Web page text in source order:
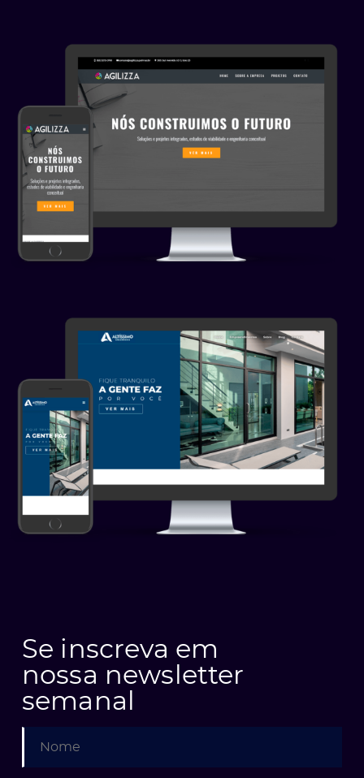
Se inscreva em
nossa newsletter
semanal